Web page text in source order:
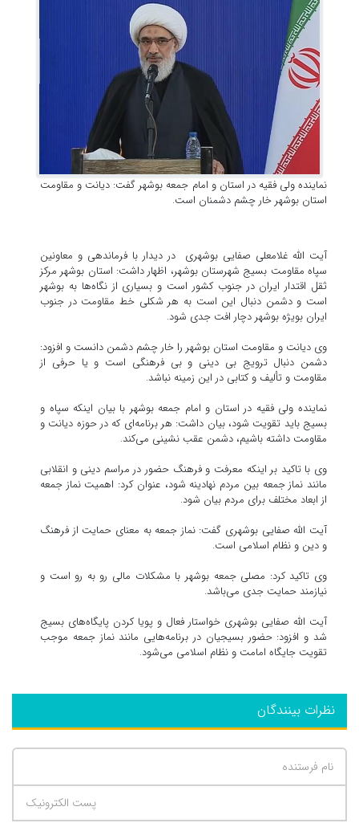
نماینده ولی فقیه در استان و امام جمعه بوشهر گفت: دیانت و مقاومت
استان بوشهر خار چشم دشمنان است.
آیت الله غلامعلی صفایی بوشهری در دیدار با فرماندهی و معاونین
سپاه مقاومت بسیج شهرستان بوشهر، اظهار داشت: استان بوشهر مرکز
ثقل اقتدار ایران در جنوب کشور است و بسیاری از نگاه‌ها به بوشهر
است و دشمن دنبال این است به هر شکلی خط مقاومت در جنوب
ایران بویژه بوشهر دچار افت جدی شود.
وی دیانت و مقاومت استان بوشهر را خار چشم دشمن دانست و افزود:
دشمن دنبال ترویج بی دینی و بی فرهنگی است و یا حرفی از
مقاومت و تألیف و کتابی در این زمینه نباشد.
نماینده ولی فقیه در استان و امام جمعه بوشهر با بیان اینکه سپاه و
بسیج باید تقویت شود، بیان داشت: هر برنامه‌ای که در حوزه دیانت و
مقاومت داشته باشیم، دشمن عقب نشینی می‌کند.
وی با تاکید بر اینکه معرفت و فرهنگ حضور در مراسم دینی و انقلابی
مانند نماز جمعه بین مردم نهادینه شود، عنوان کرد: اهمیت نماز جمعه
از ابعاد مختلف برای مردم بیان شود.
آیت الله صفایی بوشهری گفت: نماز جمعه به معنای حمایت از فرهنگ
و دین و نظام اسلامی است.
وی تاکید کرد: مصلی جمعه بوشهر با مشکلات مالی رو به رو است و
نیازمند حمایت جدی می‌باشد.
آیت الله صفایی بوشهری خواستار فعال و پویا کردن پایگاه‌های بسیج
شد و افزود: حضور بسیجیان در برنامه‌هایی مانند نماز جمعه موجب
تقویت جایگاه امامت و نظام اسلامی می‌شود.
نظرات بینندگان